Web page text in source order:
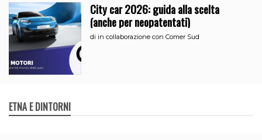
City car 2026: guida alla scelta
(anche per neopatentati)
di in collaborazione con Comer Sud
ETNA E DINTORNI